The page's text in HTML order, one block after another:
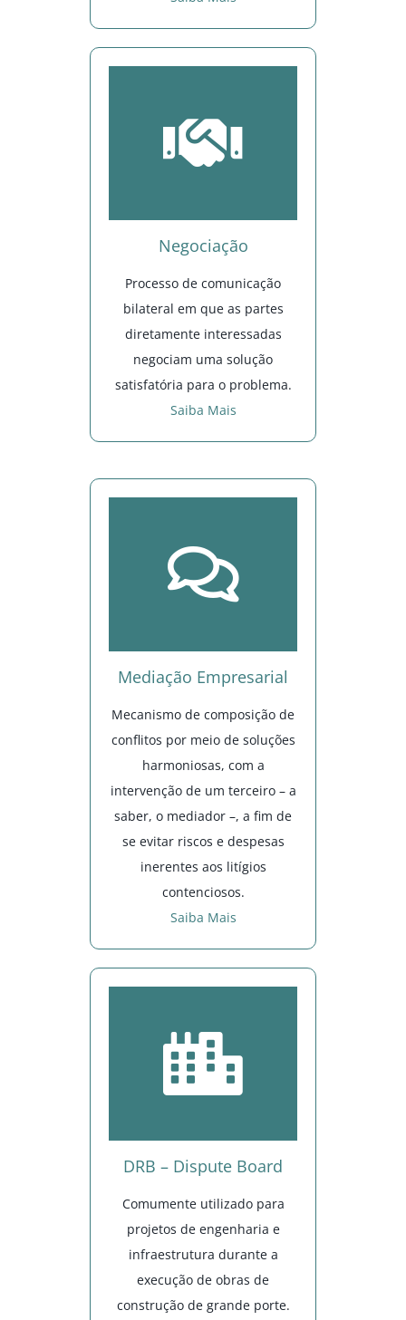
Negociação
Processo de comunicação
bilateral em que as partes
diretamente interessadas
negociam uma solução
satisfatória para o problema.
Saiba Mais
Mediação Empresarial
Mecanismo de composição de
conflitos por meio de soluções
harmoniosas, com a
intervenção de um terceiro – a
saber, o mediador –, a fim de
se evitar riscos e despesas
inerentes aos litígios
contenciosos.
Saiba Mais
DRB – Dispute Board
Comumente utilizado para
projetos de engenharia e
infraestrutura durante a
execução de obras de
construção de grande porte.